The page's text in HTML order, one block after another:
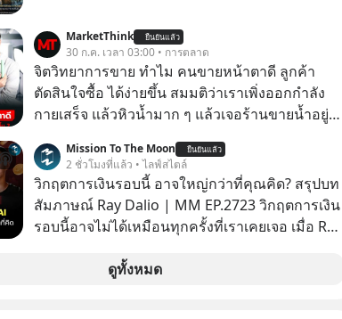
ประวัติศาสตร์ที่เคยจมอยู่ใต้น้ำมานานหลาย
ศตวรรษ
MarketThink ยืนยันแล้ว
30 ก.ค. เวลา 03:00 • การตลาด
จิตวิทยาการขาย ทำไม คนขายหน้าตาดี ลูกค้า
ตัดสินใจซื้อ ได้ง่ายขึ้น สมมติว่าเราเพิ่งออกกำลัง
กายเสร็จ แล้วหิวน้ำมาก ๆ แล้วเจอร้านขายน้ำอยู่
Mission To The Moon ยืนยันแล้ว
2 ชั่วโมงที่แล้ว • ไลฟ์สไตล์
วิกฤตการเงินรอบนี้ อาจใหญ่กว่าที่คุณคิด? สรุปบท
สัมภาษณ์ Ray Dalio | MM EP.2723 วิกฤตการเงิน
รอบนี้อาจไม่ได้เหมือนทุกครั้งที่เราเคยเจอ เมื่อ Ray
ต่อหลายครั้ง ออกมาส่งสัญญาณเตือนระเบิดเวลา
ดูทั้งหมด